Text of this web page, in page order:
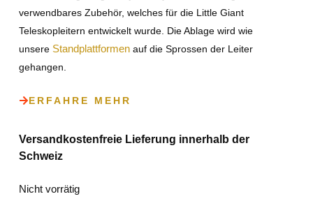
verwendbares Zubehör, welches für die Little Giant
Teleskopleitern entwickelt wurde. Die Ablage wird wie
unsere Standplattformenauf die Sprossen der Leiter
gehangen.
ERFAHRE MEHR
Versandkostenfreie Lieferung innerhalb der
Schweiz
Nicht vorrätig